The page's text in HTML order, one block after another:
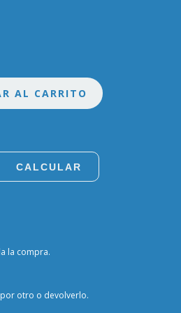
CALCULAR
la compra.
otro o devolverlo.